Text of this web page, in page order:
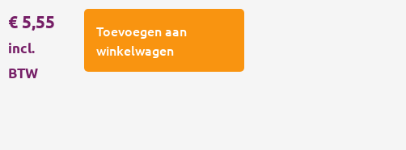
€5,55
incl.
BTW
Toevoegen aan
winkelwagen